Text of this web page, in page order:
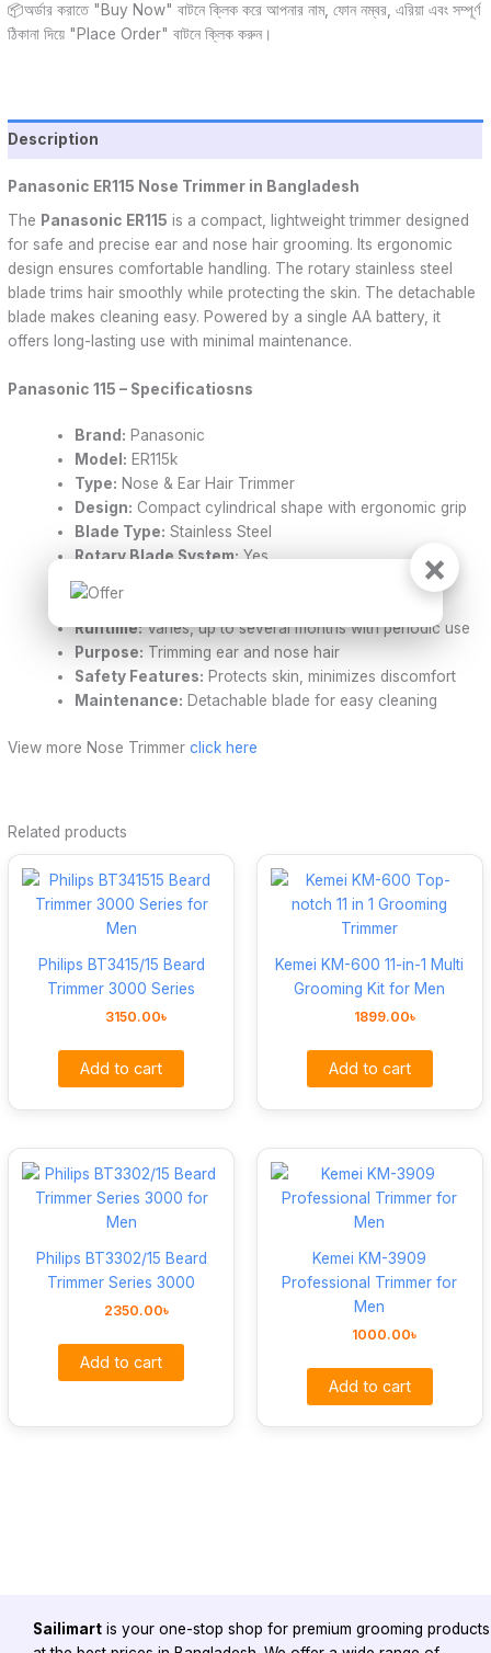
📦অর্ডার করাতে "Buy Now" বাটনে ক্লিক করে আপনার নাম, ফোন নম্বর, এরিয়া এবং সম্পূর্ণ
ঠিকানা দিয়ে "Place Order" বাটনে ক্লিক করুন।
Description
Panasonic ER115 Nose Trimmer in Bangladesh
The Panasonic ER115 is a compact, lightweight trimmer designed
for safe and precise ear and nose hair grooming. Its ergonomic
design ensures comfortable handling. The rotary stainless steel
blade trims hair smoothly while protecting the skin. The detachable
blade makes cleaning easy. Powered by a single AA battery, it
offers long-lasting use with minimal maintenance.
Panasonic 115 – Specificatiosns
Brand: Panasonic
Model: ER115k
Type: Nose & Ear Hair Trimmer
Design: Compact cylindrical shape with ergonomic grip
Blade Type: Stainless Steel
Rotary Blade System:Yes
Washable Blade:
Battery Type:
Runtime:Varies, up to several months with periodic use
Purpose: Trimming ear and nose hair
Safety Features: Protects skin, minimizes discomfort
Maintenance: Detachable blade for easy cleaning
View more Nose Trimmerclick here
Related products
Philips BT3415/15 Beard
Trimmer 3000 Series
3150.00৳
Add to cart
Kemei KM-600 11-in-1 Multi
Grooming Kit for Men
1899.00৳
Add to cart
Philips BT3302/15 Beard
Trimmer Series 3000
2350.00৳
Add to cart
Kemei KM-3909
Professional Trimmer for
Men
1000.00৳
Add to cart
Sailimart is your one-stop shop for premium grooming products
×